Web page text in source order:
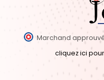
Marchand
cliquez ici